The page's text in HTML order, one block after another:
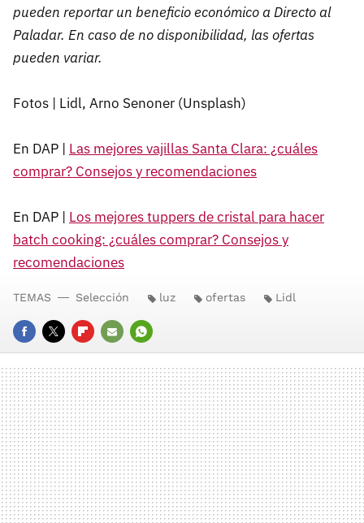
pueden reportar un beneficio económico a Directo al
Paladar. En caso de no disponibilidad, las ofertas
pueden variar.
Fotos | Lidl, Arno Senoner (Unsplash)
En DAP | Las mejores vajillas Santa Clara: ¿cuáles
comprar? Consejos y recomendaciones
En DAP | Los mejores tuppers de cristal para hacer
batch cooking: ¿cuáles comprar? Consejos y
recomendaciones
FACEBOOK
TWITTERFLIPBOARD
E-
MAIL
WHATSAPP
TEMAS Selección luz ofertas Lidl